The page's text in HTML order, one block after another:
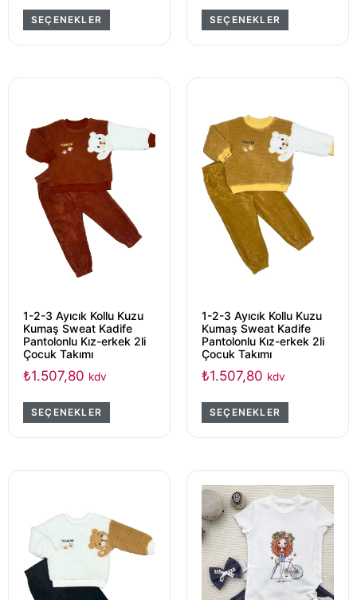
SEÇENEKLER SEÇENEKLER
1-2-3 Ayıcık Kollu Kuzu
Kumaş Sweat Kadife
Pantolonlu Kız-erkek 2li
Çocuk Takımı
₺1.507,80 kdv
SEÇENEKLER
1-2-3 Ayıcık Kollu Kuzu
Kumaş Sweat Kadife
Pantolonlu Kız-erkek 2li
Çocuk Takımı
₺1.507,80 kdv
SEÇENEKLER